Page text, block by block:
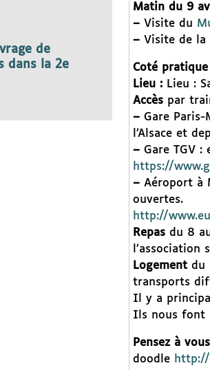
Matin du 9
–Visite du
–Visite de la
Coté pratique
Lieu :Lieu :
Accèspar
–Gare Paris-
l’Alsace et
–Gare TGV :
https://
–Aéroport à
ouvertes.
http://
Repas du 8
l’association
Logement du
transports
Il y a
Ils nous font
Pensez à
doodle http://
de
dans la 2e